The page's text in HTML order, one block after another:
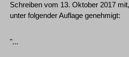
Schreiben vom 13. Oktober 2017
unter folgender Auflage genehmigt:
"...